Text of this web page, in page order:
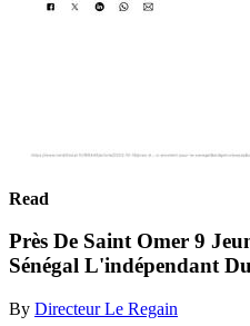
Read
Près De Saint Omer 9
Sénégal L'indépendant
By Directeur Le Regain